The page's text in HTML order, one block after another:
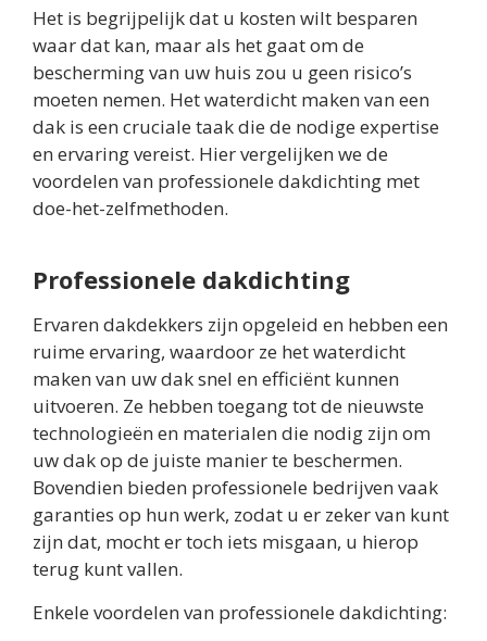
Het is begrijpelijk dat u kosten wilt besparen
waar dat kan, maar als het gaat om de
bescherming van uw huis zou u geen risico’s
moeten nemen. Het waterdicht maken van een
dak is een cruciale taak die de nodige expertise
en ervaring vereist. Hier vergelijken we de
voordelen van professionele dakdichting met
doe-het-zelfmethoden.
Professionele dakdichting
Ervaren dakdekkers zijn opgeleid en hebben een
ruime ervaring, waardoor ze het waterdicht
maken van uw dak snel en efficiënt kunnen
uitvoeren. Ze hebben toegang tot de nieuwste
technologieën en materialen die nodig zijn om
uw dak op de juiste manier te beschermen.
Bovendien bieden professionele bedrijven vaak
garanties op hun werk, zodat u er zeker van kunt
zijn dat, mocht er toch iets misgaan, u hierop
terug kunt vallen.
Enkele voordelen van professionele dakdichting: